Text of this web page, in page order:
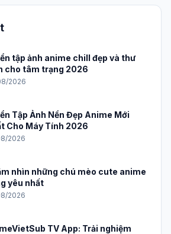
tập ảnh anime chill đẹp và thư
cho tâm trạng 2026
2026
Tập Ảnh Nền Đẹp Anime Mới
Cho Máy Tính 2026
2026
nhìn những chú mèo cute anime
yêu nhất
2026
TV App: Trải nghiệm